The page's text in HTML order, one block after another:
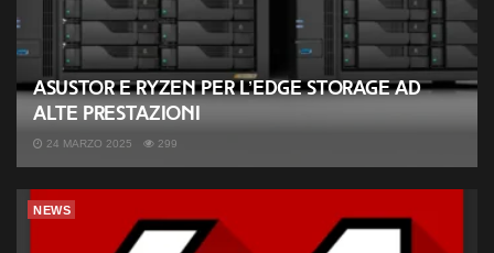
ASUSTOR e Ryzen per l’Edge Storage ad
alte prestazioni
24 MARZO 2025 299
NEWS